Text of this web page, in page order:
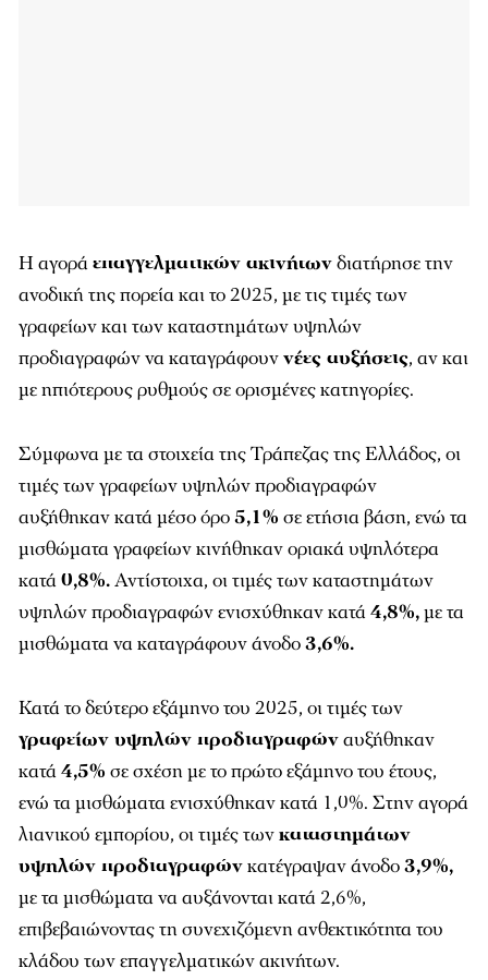
Η αγοράεπαγγελματικών ακινήτωνδιατήρησε την
ανοδική της πορεία και το 2025, με τις τιμές των
γραφείων και των καταστημάτων υψηλών
προδιαγραφών να καταγράφουννέες αυξήσεις, αν και
με ηπιότερους ρυθμούς σε ορισμένες κατηγορίες.
Σύμφωνα με τα στοιχεία της Τράπεζας της Ελλάδος, οι
τιμές των γραφείων υψηλών προδιαγραφών
αυξήθηκαν κατά μέσο όρο5,1% σε ετήσια βάση, ενώ τα
μισθώματα γραφείων κινήθηκαν οριακά υψηλότερα
κατά0,8%.Αντίστοιχα, οι τιμές των καταστημάτων
υψηλών προδιαγραφών ενισχύθηκαν κατά4,8%,με τα
μισθώματα να καταγράφουν άνοδο3,6%.
Κατά το δεύτερο εξάμηνο του 2025, οι τιμές των
γραφείων υψηλών προδιαγραφώναυξήθηκαν
κατά4,5% σε σχέση με το πρώτο εξάμηνο του έτους,
ενώ τα μισθώματα ενισχύθηκαν κατά 1,0%. Στην αγορά
λιανικού εμπορίου, οι τιμές τωνκαταστημάτων
υψηλών προδιαγραφώνκατέγραψαν άνοδο3,9%,
με τα μισθώματα να αυξάνονται κατά 2,6%,
επιβεβαιώνοντας τη συνεχιζόμενη ανθεκτικότητα του
κλάδου των επαγγελματικών ακινήτων.